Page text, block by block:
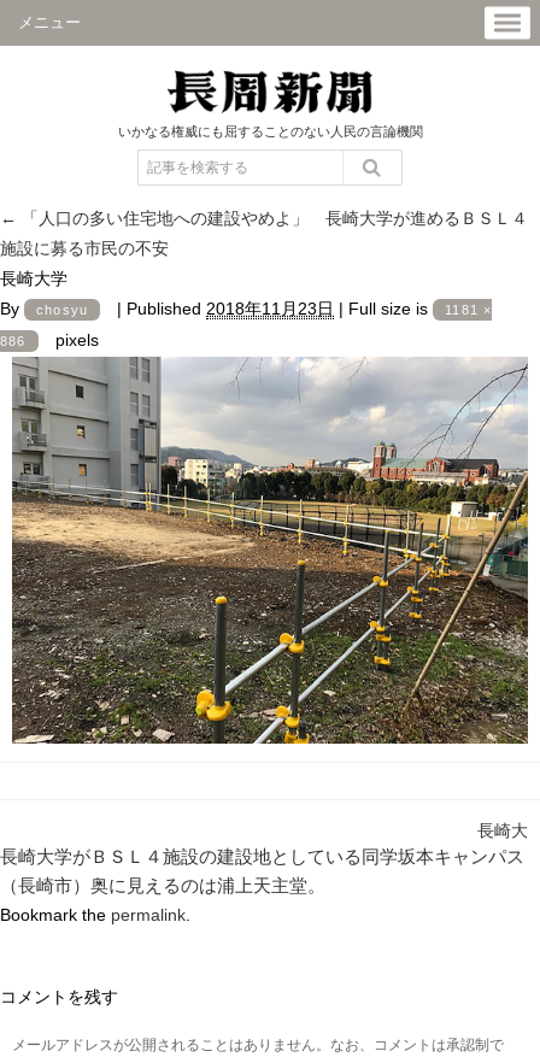
メニュー
いかなる権威にも屈することのない人民の言論機関
←
「人口の多い住宅地への建設やめよ」 長崎大学が進めるＢＳＬ４
施設に募る市民の不安
長崎大学
By
chosyu | Published 2018年11月23日 | Full size is 1181 ×
886 pixels
長崎大
長崎大学がＢＳＬ４施設の建設地としている同学坂本キャンパス
（長崎市）奥に見えるのは浦上天主堂。
Bookmark the permalink
コメントを残す
メールアドレスが公開されることはありません。なお、コメントは承認制で